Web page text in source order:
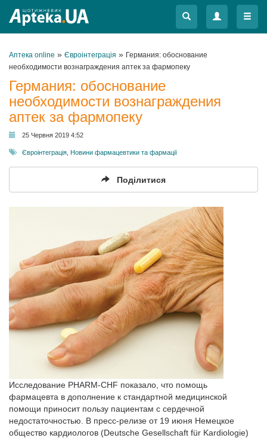
Меню
Меню
Аптека online » Євроінтеграція » Германия: обоснование
необходимости вознаграждения аптек за фармопеку
Германия: обоснование
необходимости вознаграждения
аптек за фармопеку
25 Червня 2019 4:52
Євроінтеграція Новини фармацевтики та фармації
Поділитися
Исследование PHARM-CHF показало, что помощь
фармацевта в дополнение к стандартной медицинской
помощи приносит пользу пациентам с сердечной
недостаточностью. В пресс-релизе от 19 июня Немецкое
общество кардиологов (Deutsche Gesellschaft für Kardiologie)